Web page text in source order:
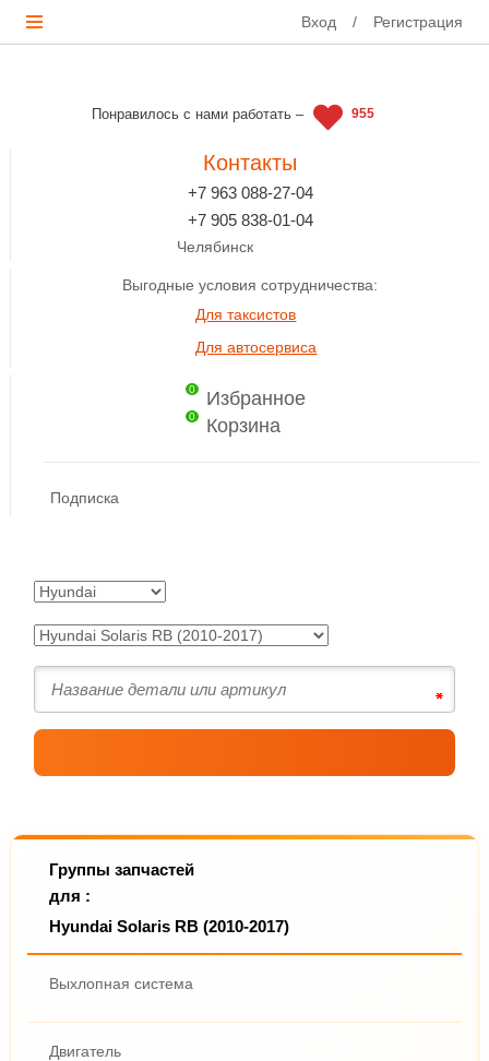
Вход / Регистрация
Понравилось с нами работать – 955
Контакты
+7 963 088-27-04
+7 905 838-01-04
Челябинск
Выгодные условия сотрудничества:
Для таксистов
Для автосервиса
0 Избранное
0 Корзина
Подписка
Группы запчастей
для :
Hyundai Solaris RB (2010-2017)
Выхлопная система
Двигатель